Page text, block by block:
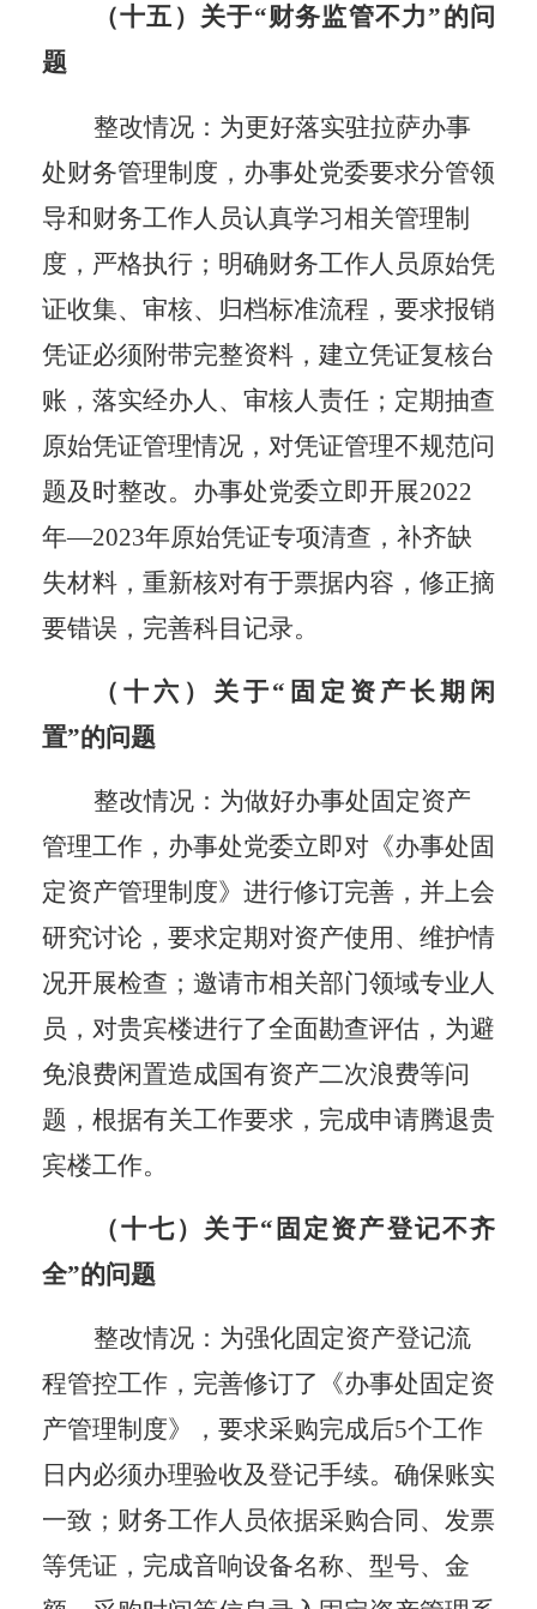
（十五）关于“财务监管不力”的问
题
整改情况：为更好落实驻拉萨办事
处财务管理制度，办事处党委要求分管领
导和财务工作人员认真学习相关管理制
度，严格执行；明确财务工作人员原始凭
证收集、审核、归档标准流程，要求报销
凭证必须附带完整资料，建立凭证复核台
账，落实经办人、审核人责任；定期抽查
原始凭证管理情况，对凭证管理不规范问
题及时整改。办事处党委立即开展2022
年—2023年原始凭证专项清查，补齐缺
失材料，重新核对有于票据内容，修正摘
要错误，完善科目记录。
（十六）关于“固定资产长期闲
置”的问题
整改情况：为做好办事处固定资产
管理工作，办事处党委立即对《办事处固
定资产管理制度》进行修订完善，并 上会
研究讨论，要求定期对资产使用、维护情
况开展检查；邀请市相关部门领域专业 人
员 ，对贵宾楼进行了全面勘查评估，为避
免浪费闲置造成国有资产二次浪费等问
题， 根据有关工作要求， 完成申请腾退贵
宾楼工作。
（十七）关于“固定资产登记不齐
全”的问题
整改情况：为强化固定资产登记流
程管控工作，完善修订了
《办事处固定资
产管理制度》 ，要求采购完成后5个工作
日内必须办理验收及登记手续。确保账实
一致；财务工作人员依据采购合同、发票
等凭证，完成音响设备名称、型号、金